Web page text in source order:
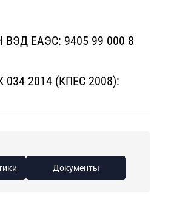
ВЭД ЕАЭС: 9405 99 000 8
034 2014 (КПЕС 2008):
Документы